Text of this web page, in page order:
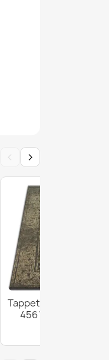
‹ ›
Tappeto DROP
456 Vizon/D.beige